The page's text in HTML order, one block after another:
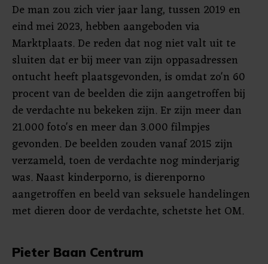
De man zou zich vier jaar lang, tussen 2019 en
eind mei 2023, hebben aangeboden via
Marktplaats. De reden dat nog niet valt uit te
sluiten dat er bij meer van zijn oppasadressen
ontucht heeft plaatsgevonden, is omdat zo'n 60
procent van de beelden die zijn aangetroffen bij
de verdachte nu bekeken zijn. Er zijn meer dan
21.000 foto's en meer dan 3.000 filmpjes
gevonden. De beelden zouden vanaf 2015 zijn
verzameld, toen de verdachte nog minderjarig
was. Naast kinderporno, is dierenporno
aangetroffen en beeld van seksuele handelingen
met dieren door de verdachte, schetste het OM.
Pieter Baan Centrum